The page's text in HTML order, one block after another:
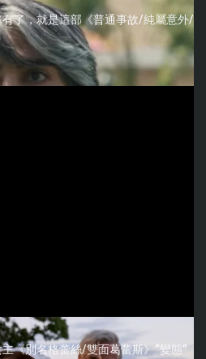
了，就是這部《普通事故/純屬意外/
《別名格蕾絲/雙面葛蕾斯》“變態”